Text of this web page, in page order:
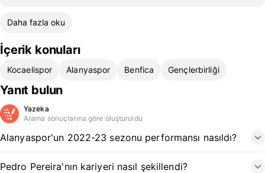
Daha fazla oku
İçerik konuları
Kocaelispor Alanyaspor Benfica Gençlerbirliği
Yanıt bulun
Yazeka
Arama sonuçlarına göre oluşturuldu
Alanyaspor'un 2022-23 sezonu performansı nasıldı?
Pedro Pereira'nın kariyeri nasıl şekillendi?